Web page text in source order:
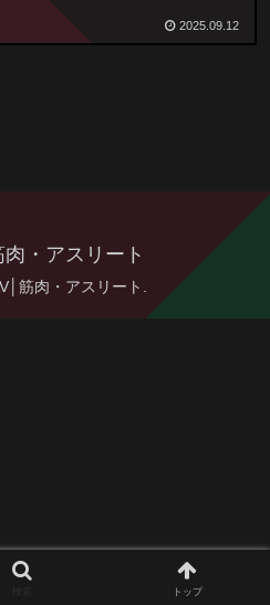
2025.09.12
・アスリート
筋肉・アスリート.
トップ